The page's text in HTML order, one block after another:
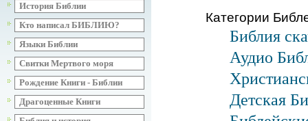
История Библии
Кто написал БИБЛИЮ?
Языки Библии
Свитки Мертвого моря
Рождение Книги - Библии
Драгоценные Книги
Категории
Библия
Аудио
Детская